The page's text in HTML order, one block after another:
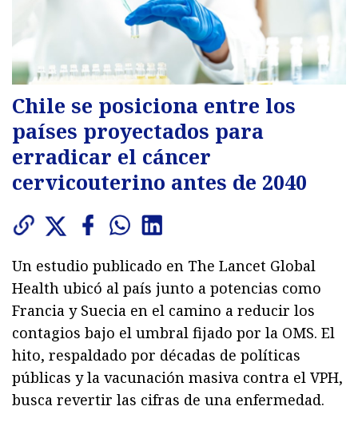
Chile se posiciona entre los
países proyectados para
erradicar el cáncer
cervicouterino antes de 2040
Un estudio publicado en The Lancet Global
Health ubicó al país junto a potencias como
Francia y Suecia en el camino a reducir los
contagios bajo el umbral fijado por la OMS. El
hito, respaldado por décadas de políticas
públicas y la vacunación masiva contra el VPH,
busca revertir las cifras de una enfermedad.